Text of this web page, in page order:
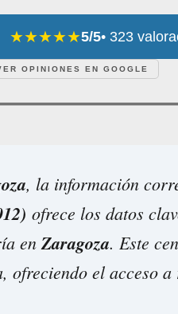
★★★★★5/5• 323
OPINIONES EN GOOGLE
, la información
ofrece los datos
enZaragoza. Este
ofreciendo el acceso